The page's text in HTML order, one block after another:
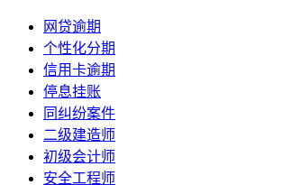
网贷逾期
个性化分期
信用卡逾期
停息挂账
同纠纷案件
二级建造师
初级会计师
安全工程师